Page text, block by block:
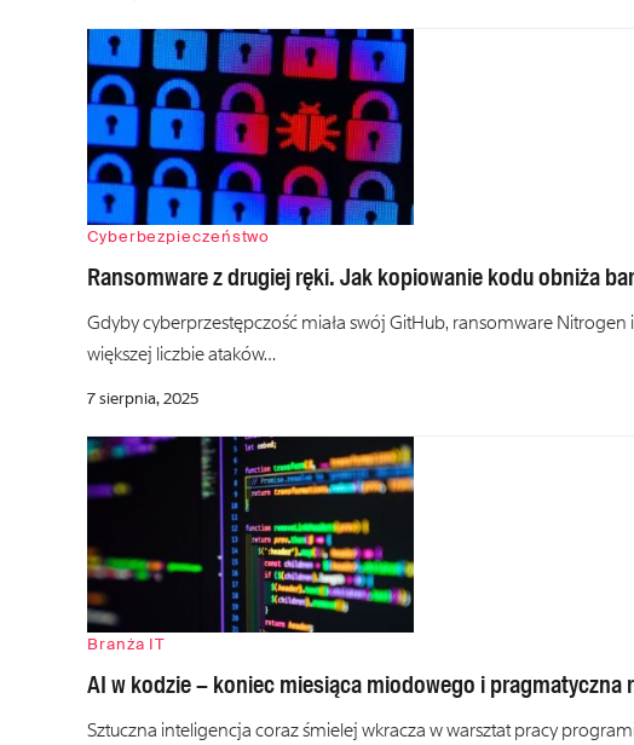
Cyberbezpieczeństwo
Ransomware z drugiej ręki. Jak kopiowanie kodu obniża
Gdyby cyberprzestępczość miała swój GitHub, ransomware
większej liczbie ataków…
7 sierpnia, 2025
Branża IT
AI w kodzie – koniec miesiąca miodowego i pragmatyczna
Sztuczna inteligencja coraz śmielej wkracza w warsztat pracy